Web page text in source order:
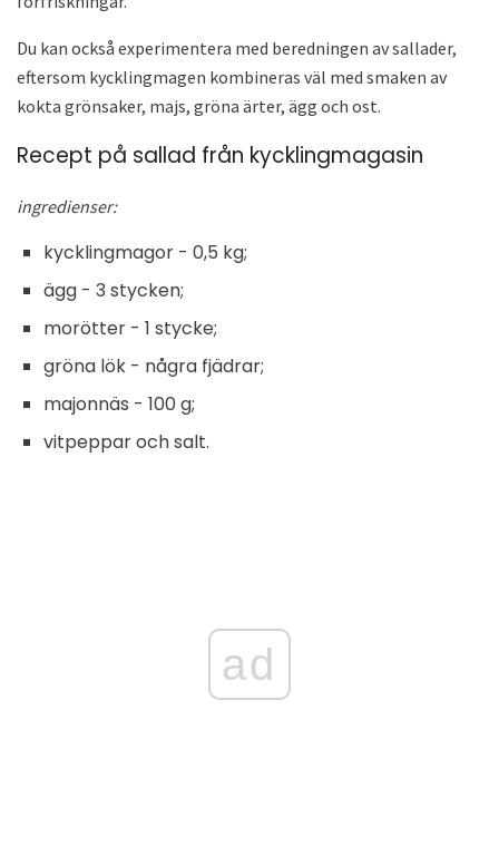
Du kan också experimentera med beredningen av sallader,
eftersom kycklingmagen kombineras väl med smaken av
kokta grönsaker, majs, gröna ärter, ägg och ost.
Recept på sallad från kycklingmagasin
ingredienser:
kycklingmagor - 0,5 kg;
ägg - 3 stycken;
morötter - 1 stycke;
gröna lök - några fjädrar;
majonnäs - 100 g;
vitpeppar och salt.
ad